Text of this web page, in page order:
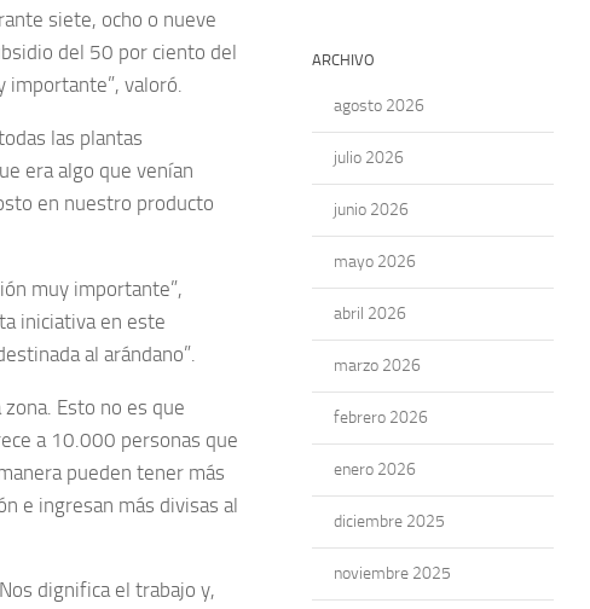
siete, ocho o nueve
del 50 por ciento del
valoró.
las plantas
era algo que venían
en nuestro producto
muy importante”,
iniciativa en este
al arándano”.
Esto no es que
a 10.000 personas que
pueden tener más
e ingresan más divisas al
dignifica el trabajo y,
ARCHIVO
agosto 2026
julio 2026
junio 2026
mayo 2026
abril 2026
marzo 2026
febrero 2026
enero 2026
diciembre 2025
noviembre 2025